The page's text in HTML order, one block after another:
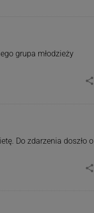
grupa młodzieży
share
Do zdarzenia doszło o
share